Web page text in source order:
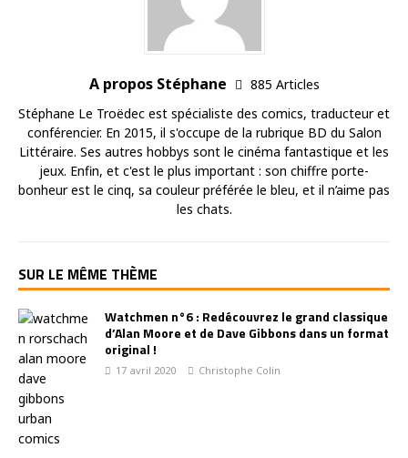
A propos Stéphane
885 Articles
Stéphane Le Troëdec est spécialiste des comics, traducteur et
conférencier. En 2015, il s'occupe de la rubrique BD du Salon
Littéraire. Ses autres hobbys sont le cinéma fantastique et les
jeux. Enfin, et c'est le plus important : son chiffre porte-
bonheur est le cinq, sa couleur préférée le bleu, et il n’aime pas
les chats.
SUR LE MÊME THÈME
Watchmen n°6 : Redécouvrez le grand classique
d’Alan Moore et de Dave Gibbons dans un format
original !
17 avril 2020 Christophe Colin